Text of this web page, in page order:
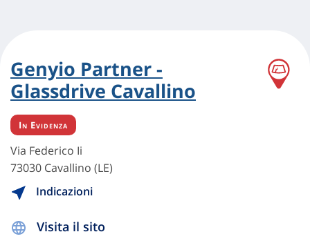
Genyio Partner -
Glassdrive Cavallino
In Evidenza
Via Federico Ii
73030 Cavallino (LE)
Indicazioni
Visita il sito